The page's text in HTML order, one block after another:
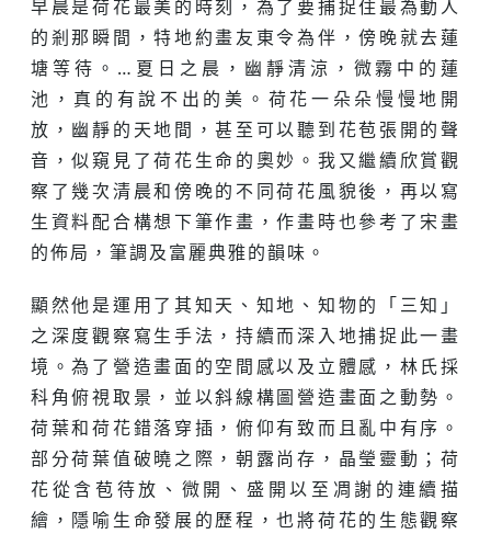
早晨是荷花最美的時刻，為了要捕捉住最為動人
的剎那瞬間，特地約畫友東令為伴，傍晚就去蓮
塘等待。…夏日之晨，幽靜清涼，微霧中的蓮
池，真的有說不出的美。荷花一朵朵慢慢地開
放，幽靜的天地間，甚至可以聽到花苞張開的聲
音，似窺見了荷花生命的奧妙。我又繼續欣賞觀
察了幾次清晨和傍晚的不同荷花風貌後，再以寫
生資料配合構想下筆作畫，作畫時也參考了宋畫
的佈局，筆調及富麗典雅的韻味。
顯然他是運用了其知天、知地、知物的「三知」
之深度觀察寫生手法，持續而深入地捕捉此一畫
境。為了營造畫面的空間感以及立體感，林氏採
科角俯視取景，並以斜線構圖營造畫面之動勢。
荷葉和荷花錯落穿插，俯仰有致而且亂中有序。
部分荷葉值破曉之際，朝露尚存，晶瑩靈動；荷
花從含苞待放、微開、盛開以至凋謝的連續描
繪，隱喻生命發展的歷程，也將荷花的生態觀察